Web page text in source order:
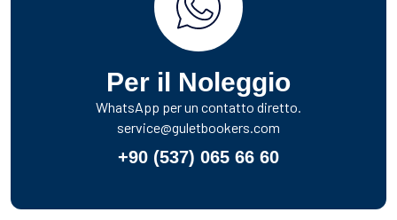
Per il Noleggio
WhatsApp per un contatto diretto.
service@guletbookers.com
+90 (537) 065 66 60